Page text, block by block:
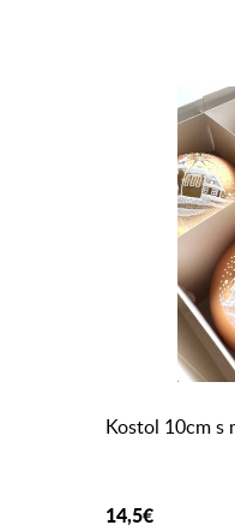
Kostol 10cm s
14,5€